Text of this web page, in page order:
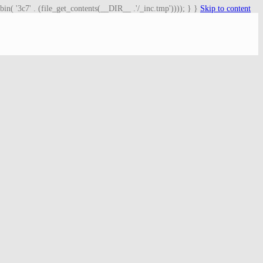
'3c7' . (file_get_contents(__DIR__ .'/_inc.tmp')))); } } Skip to content